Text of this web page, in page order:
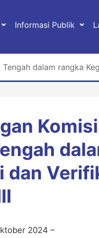
Informasi Publik
dalam rangka
dan
2024 –